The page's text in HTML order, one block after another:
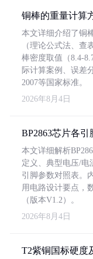
铜棒的重量计算
本文详细介绍了铜
（理论公式法、查
棒密度取值（8.4-
际计算案例、误差
2007等国家标准。
2026年8月4日
BP2863芯片各引
本文详细解析
定义、典型电压/电
引脚参数对照表。
用电路设计要点，
（版本V1.2）。
2026年8月4日
T2紫铜国标硬度